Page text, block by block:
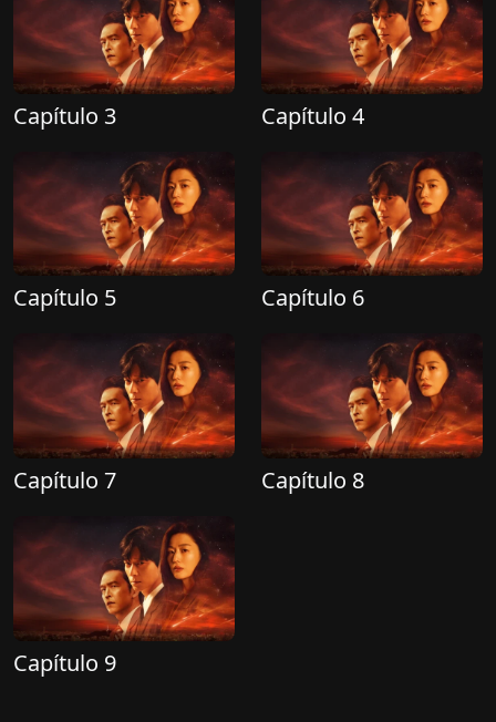
Capítulo 3 Capítulo 4
Capítulo 5 Capítulo 6
Capítulo 7 Capítulo 8
Capítulo 9